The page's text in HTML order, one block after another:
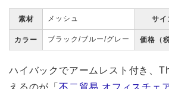
素材 メッシュ サイ
カラー ブラック/ブルー/グレー 価格（
ハイバックでアームレスト付き、
えるのが「 不二貿易 オフィスチェ